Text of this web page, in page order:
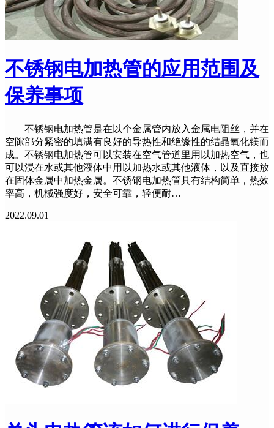
不锈钢电加热管的应用范围及
保养事项
不锈钢电加热管是在以个金属管内放入金属电阻丝，并在
空隙部分紧密的填满有良好的导热性和绝缘性的结晶氧化镁而
成。不锈钢电加热管可以安装在空气管道里用以加热空气，也
可以浸在水或其他液体中用以加热水或其他液体，以及直接放
在固体金属中加热金属。不锈钢电加热管具有结构简单，热效
率高，机械强度好，安全可靠，轻便耐…
2022.09.01